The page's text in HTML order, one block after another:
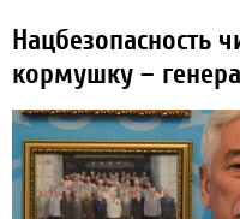
Нацбезопасность
кормушку –